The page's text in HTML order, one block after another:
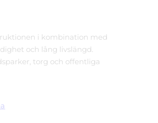
i kombination med
och lång livslängd.
torg och offentliga